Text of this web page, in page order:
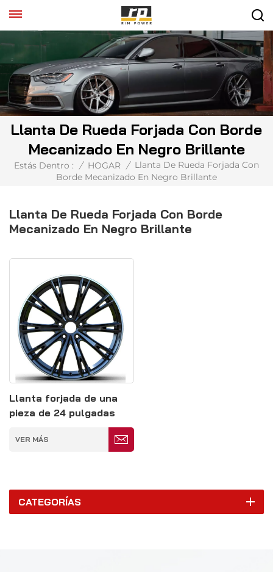
Llanta De Rueda Forjada Con Borde
Mecanizado En Negro Brillante
Estás Dentro : / HOGAR / Llanta De Rueda Forjada Con
Borde Mecanizado En Negro Brillante
Llanta De Rueda Forjada Con Borde
Mecanizado En Negro Brillante
Llanta forjada de una
pieza de 24 pulgadas
con borde mecanizado
negro
VER MÁS
CATEGORÍAS